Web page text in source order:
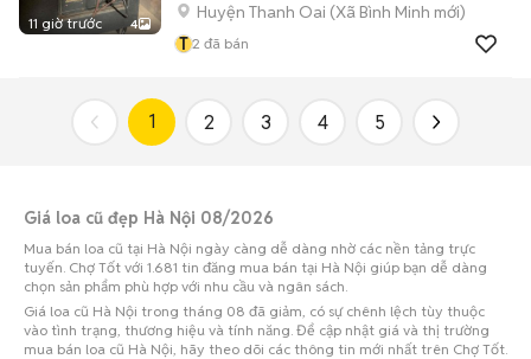
11 giờ trước 4
Huyện Thanh Oai (Xã Bình Minh mới)
T 2 đã bán
1 2 3 4 5
Giá loa cũ đẹp Hà Nội 08/2026
Mua bán loa cũ tại Hà Nội ngày càng dễ dàng nhờ các nền tảng trực
tuyến. Chợ Tốt với 1.681 tin đăng mua bán tại Hà Nội giúp bạn dễ dàng
chọn sản phẩm phù hợp với nhu cầu và ngân sách.
Giá loa cũ Hà Nội trong tháng 08 đã giảm, có sự chênh lệch tùy thuộc
vào tình trạng, thương hiệu và tính năng. Để cập nhật giá và thị trường
mua bán loa cũ Hà Nội, hãy theo dõi các thông tin mới nhất trên Chợ Tốt.